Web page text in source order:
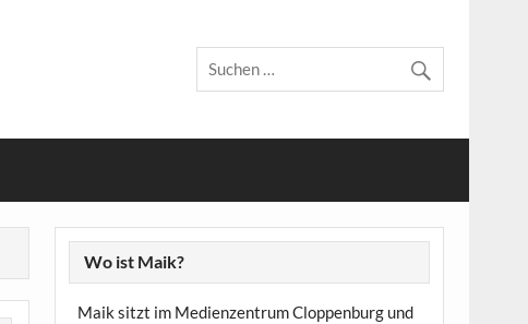
Wo ist Maik?
Maik sitzt im Medienzentrum Cloppenburg und